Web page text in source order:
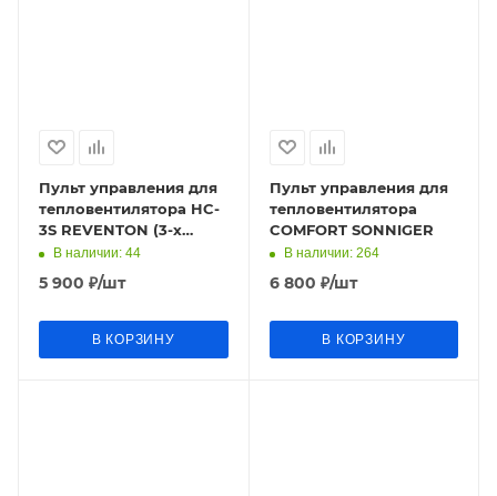
Пульт управления для
тепловентилятора HC-
3S REVENTON (3-х
ступенч.регулятор
скорости с
термостатом
В наличии: 44
5 900 ₽/шт
В КОРЗИНУ
Пульт управления для
тепловентилятора
COMFORT SONNIGER
В наличии: 264
6 800 ₽/шт
В КОРЗИНУ